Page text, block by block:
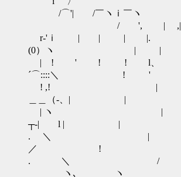
/⌒'| /￣ヽｉ￣ヽ
/ ', | ,|
r‐'ｉ | | | |.
(0）ヽ | | !
| ! ' ! ! l、 ／
´⌒::::＼ !
! ,! | | ,-
＿＿（-、
| ヽ | |
┬-| l | |
. ＼ | ＼
／ !
. ＼ /
ヽ､ ヽ